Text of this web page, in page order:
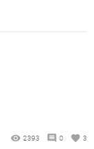
2393 0 3